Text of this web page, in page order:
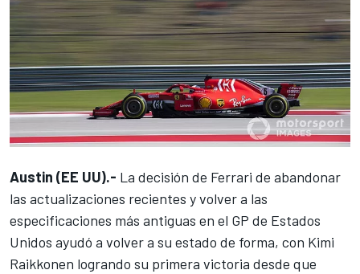
Austin (EE UU).- La decisión de Ferrari de abandonar
las actualizaciones recientes y volver a las
especificaciones más antiguas en el GP de Estados
Unidos ayudó a volver a su estado de forma, con Kimi
Raikkonen logrando su primera victoria desde que